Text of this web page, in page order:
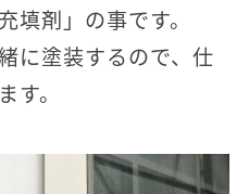
填剤」の事です。
に塗装するので、仕
す。